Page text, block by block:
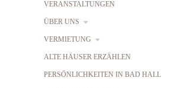
VERANSTALTUNGEN
ÜBER UNS
VERMIETUNG
ALTE HÄUSER ERZÄHLEN
PERSÖNLICHKEITEN IN BAD HALL